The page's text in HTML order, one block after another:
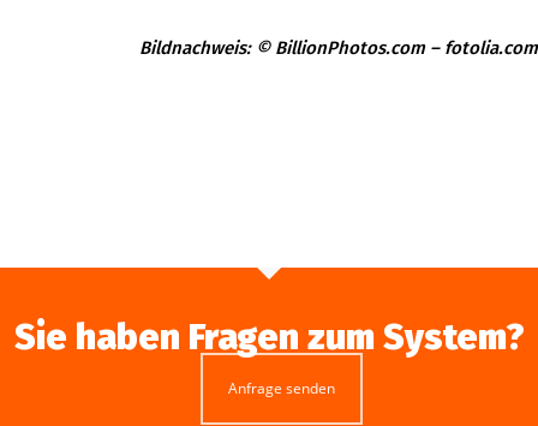
Bildnachweis: © BillionPhotos.com – fotolia.com
Sie haben Fragen zum System?
Anfrage senden